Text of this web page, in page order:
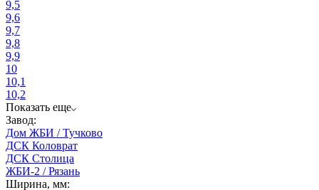
9,5
9,6
9,7
9,8
9,9
10
10,1
10,2
Показать еще
Завод:
Дом ЖБИ / Тучково
ДСК Коловрат
ДСК Столица
ЖБИ-2 / Рязань
Ширина, мм: